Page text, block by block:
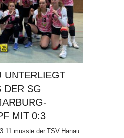
UNTERLIEGT
DER SG
MIT 0:3
musste der TSV Hanau